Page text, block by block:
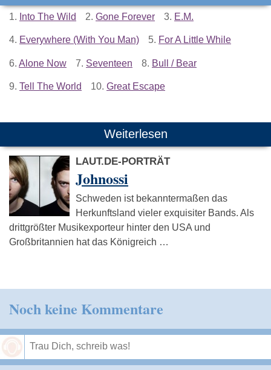
1. Into The Wild 2. Gone Forever 3. E.M.
4. Everywhere (With You Man) 5. For A Little While
6. Alone Now 7. Seventeen 8. Bull / Bear
9. Tell The World 10. Great Escape
Weiterlesen
LAUT.DE-PORTRÄT
Johnossi
Schweden ist bekanntermaßen das
Herkunftsland vieler exquisiter Bands. Als
drittgrößter Musikexporteur hinter den USA und
Großbritannien hat das Königreich …
Noch keine Kommentare